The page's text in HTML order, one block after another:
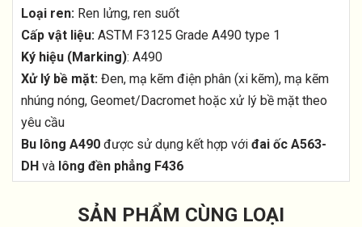
Loại ren: Ren lửng, ren suốt
Cấp vật liệu: ASTM F3125 Grade A490 type 1
Ký hiệu (Marking): A490
Xử lý bề mặt: Đen, mạ kẽm điện phân (xi kẽm), mạ kẽm
nhúng nóng, Geomet/Dacromet hoặc xử lý bề mặt theo
yêu cầu
Bu lông A490 được sử dụng kết hợp với đai ốc A563-
DH và lông đền phẳng F436
SẢN PHẨM CÙNG LOẠI